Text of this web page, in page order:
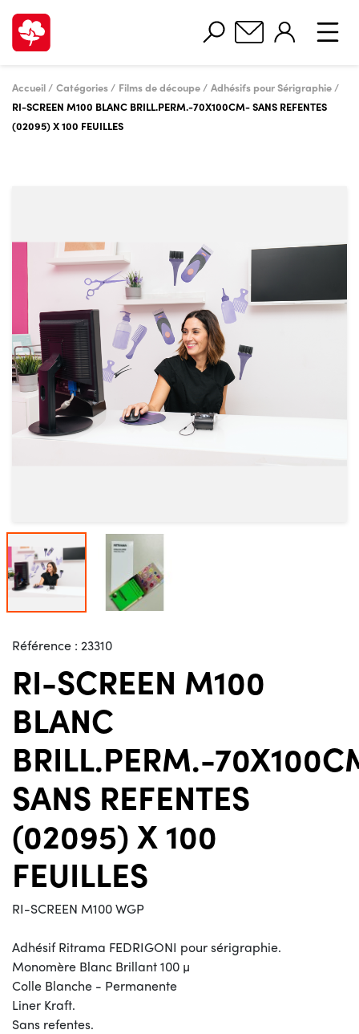
Accueil Catégories Films de découpe
Adhésifs pour Sérigraphie
RI-SCREEN M100 BLANC BRILL.PERM.-70X100CM- SANS REFENTES
(02095) X 100 FEUILLES
Référence : 23310
RI-SCREEN M100
BLANC
BRILL.PERM.-
SANS REFENTES
(02095) X 100
FEUILLES
RI-SCREEN M100 WGP
Adhésif Ritrama FEDRIGONI pour sérigraphie.
Monomère Blanc Brillant 100 µ
Colle Blanche - Permanente
Liner Kraft.
Sans refentes.